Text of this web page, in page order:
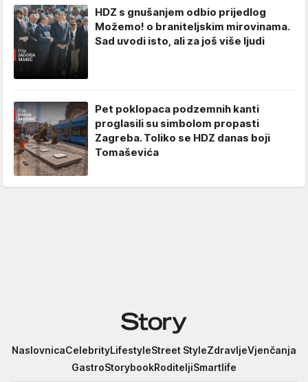
HDZ s gnušanjem odbio prijedlog
Možemo! o braniteljskim mirovinama.
Sad uvodi isto, ali za još više ljudi
Pet poklopaca podzemnih kanti
proglasili su simbolom propasti
Zagreba. Toliko se HDZ danas boji
Tomaševića
Story
NaslovnicaCelebrityLifestyleStreet StyleZdravljeVjenčanja
GastroStorybookRoditeljiSmartlife